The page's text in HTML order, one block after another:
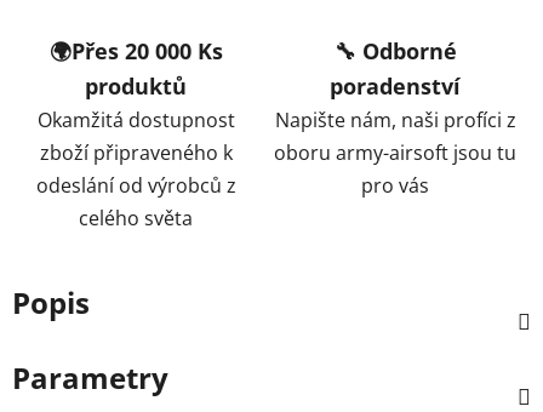
🌍Přes 20 000 Ks
produktů
Okamžitá dostupnost
zboží připraveného k
odeslání od výrobců z
celého světa
🔧 Odborné
poradenství
Napište nám, naši profíci z
oboru army-airsoft jsou tu
pro vás
Popis
Parametry